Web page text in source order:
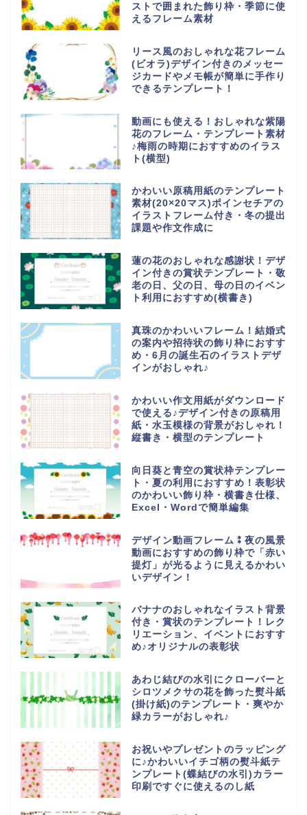
ストで囲まれた飾り枠・季節に使
えるフレーム素材
リース風のおしゃれな花フレーム
(ビオラ)デザイン付きのメッセー
ジカードやメモ帳が簡単に手作り
できるテンプレート！
動画にも使える！おしゃれな紫陽
花のフレーム・テンプレート素材
♪梅雨の時期におすすめのイラス
ト(横型)
かわいい原稿用紙のテンプレート
素材(20×20マス)ポインセチアの
イラストフレーム付き・冬の提出
課題や作文作成に
蓮の花のおしゃれな感謝状！デザ
イン付きの賞状テンプレート・敬
老の日、父の日、母の日のイベン
ト利用におすすめ(横書き)
真珠のかわいいフレーム！結婚式
の案内や招待状の飾り枠におすす
め・6月の誕生石のイラストデザ
インがおしゃれ♪
かわいい作文用紙がダウンロード
で使える♪デザイン付きの原稿用
紙・水玉模様の背景がおしゃれ！
縦書き・横型のテンプレート
向日葵と青空の賞状枠テンプレー
ト・夏の利用におすすめ！表彰状
のかわいい飾り枠・横書き仕様、
Excel・Wordで簡単編集
デザイン動画フレーム⁑夜の風景
動画におすすめの飾り枠で「赤い
提灯」が光るように見えるかわい
いデザイン！
バナナのおしゃれなイラスト背景
付き・賞状のテンプレート！レク
リエーション、イベントにおすす
め♪オリジナルの表彰状
あわじ結びの水引にクローバーと
シロツメクサの花を飾った熨斗紙
(掛け紙)のテンプレート・爽やか
緑カラーがおしゃれ♪
お祝いやプレゼントのラッピング
に♪かわいいイチゴ柄の熨斗紙テ
ンプレート(蝶結びの水引)カラー
印刷ですぐに使えるのし紙